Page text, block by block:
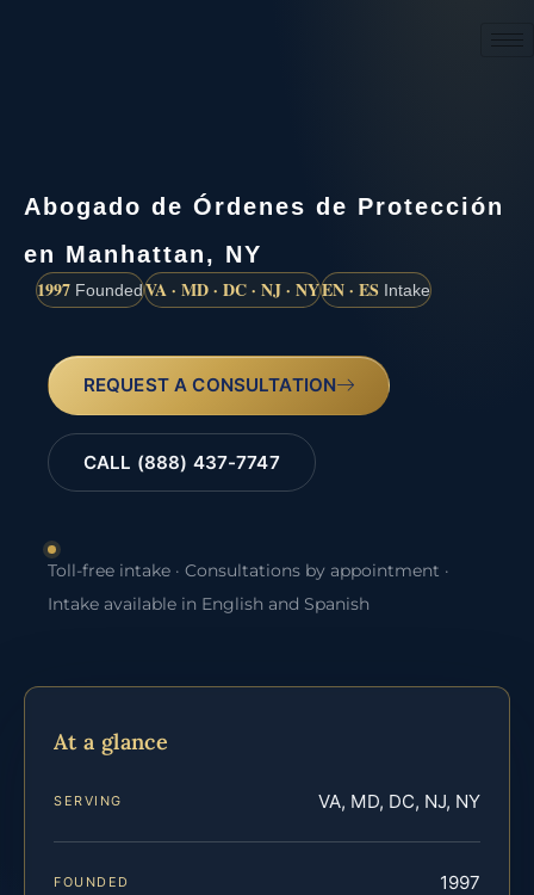
Abogado de Órdenes de Protección
en Manhattan, NY
1997 FoundedVA · MD · DC · NJ · NYEN · ES Intake
REQUEST A CONSULTATION
CALL (888) 437-7747
Toll-free intake · Consultations by appointment ·
Intake available in English and Spanish
At a glance
SERVING VA, MD, DC, NJ, NY
FOUNDED 1997